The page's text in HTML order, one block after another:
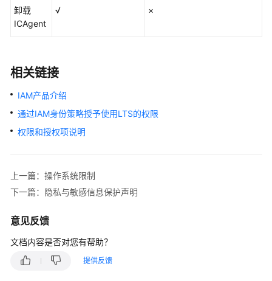
卸载
ICAgent
√ ×
相关链接
IAM产品介绍
通过IAM身份策略授予使用LTS的权限
权限和授权项说明
上一篇：操作系统限制
下一篇：隐私与敏感信息保护声明
意见反馈
文档内容是否对您有帮助？
提供反馈